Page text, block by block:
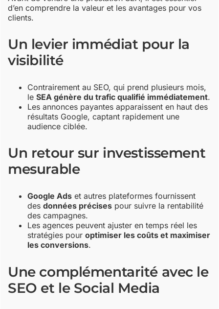
d’en comprendre la valeur et les avantages pour vos
clients.
Un levier immédiat pour la
visibilité
Contrairement au SEO, qui prend plusieurs mois,
leSEA génère du trafic qualifié immédiatement.
Les annonces payantes apparaissent en haut des
résultats Google, captant rapidement une
audience ciblée.
Un retour sur investissement
mesurable
Google Ads et autres plateformes fournissent
desdonnées précises pour suivre la rentabilité
des campagnes.
Les agences peuvent ajuster en temps réel les
stratégies pouroptimiser les coûts et maximiser
les conversions.
Une complémentarité avec le
SEO et le Social Media